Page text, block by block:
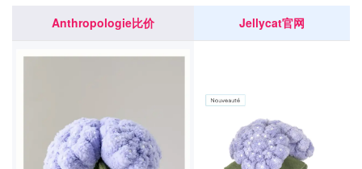
Anthropologie比价 Jellycat官网